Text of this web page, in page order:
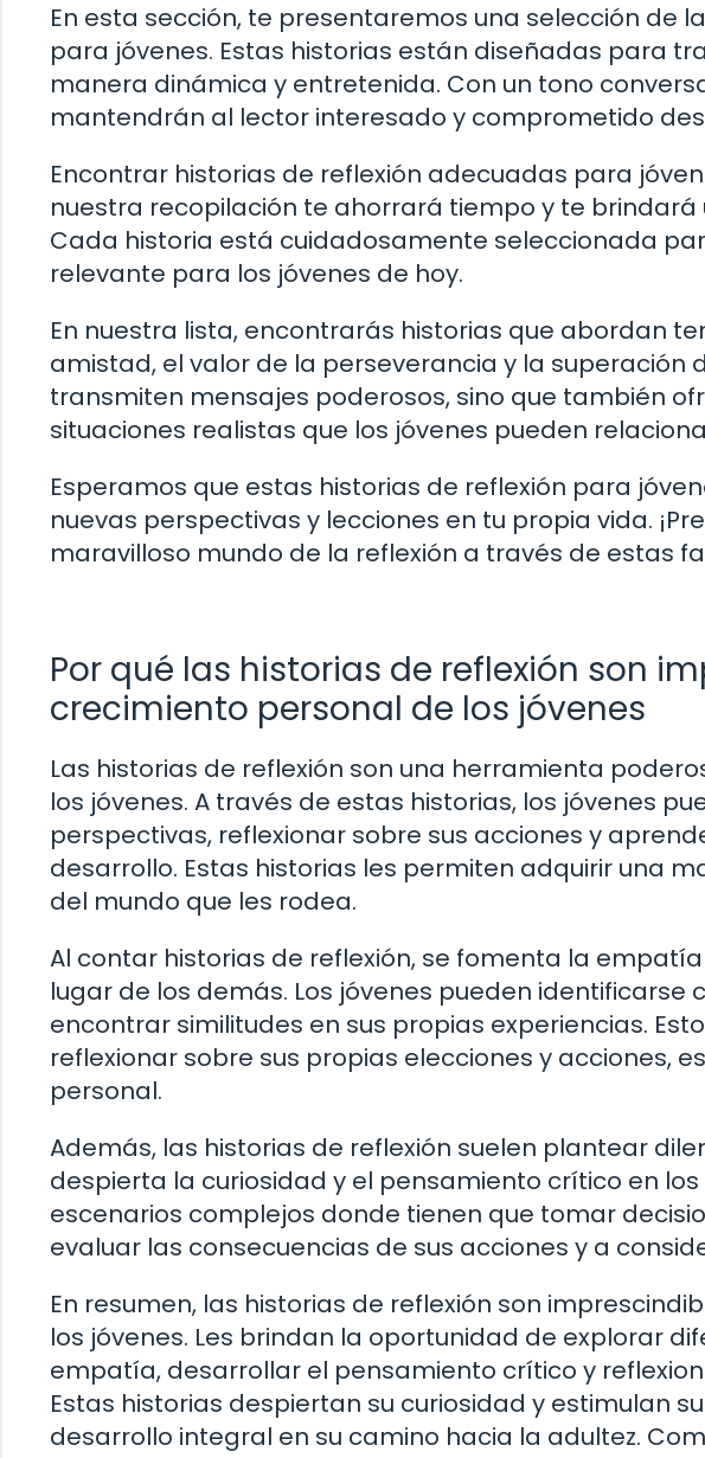
En esta sección, te presentaremos una selección de
para jóvenes. Estas historias están diseñadas para
manera dinámica y entretenida. Con un tono
mantendrán al lector interesado y comprometido
Encontrar historias de reflexión adecuadas para
nuestra recopilación te ahorrará tiempo y te
Cada historia está cuidadosamente seleccionada
relevante para los jóvenes de hoy.
En nuestra lista, encontrarás historias que abordan
amistad, el valor de la perseverancia y la superación
transmiten mensajes poderosos, sino que también
situaciones realistas que los jóvenes pueden
Esperamos que estas historias de reflexión para
nuevas perspectivas y lecciones en tu propia vida.
maravilloso mundo de la reflexión a través de estas
Por qué las historias de reflexión son
crecimiento personal de los jóvenes
Las historias de reflexión son una herramienta
los jóvenes. A través de estas historias, los jóvenes
perspectivas, reflexionar sobre sus acciones y
desarrollo. Estas historias les permiten adquirir una
del mundo que les rodea.
Al contar historias de reflexión, se fomenta la
lugar de los demás. Los jóvenes pueden identificarse
encontrar similitudes en sus propias experiencias.
reflexionar sobre sus propias elecciones y acciones,
personal.
Además, las historias de reflexión suelen plantear
despierta la curiosidad y el pensamiento crítico en
escenarios complejos donde tienen que tomar
evaluar las consecuencias de sus acciones y a
En resumen, las historias de reflexión son
los jóvenes. Les brindan la oportunidad de explorar
empatía, desarrollar el pensamiento crítico y
Estas historias despiertan su curiosidad y estimulan
desarrollo integral en su camino hacia la adultez.